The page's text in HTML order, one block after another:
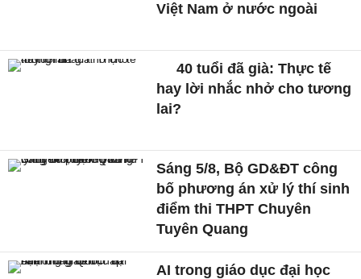
Việt Nam ở nước ngoài
40 tuổi đã già: Thực tế
hay lời nhắc nhở cho tương
lai?
Sáng 5/8, Bộ GD&ĐT công
bố phương án xử lý thí sinh
điểm thi THPT Chuyên
Tuyên Quang
AI trong giáo dục đại học